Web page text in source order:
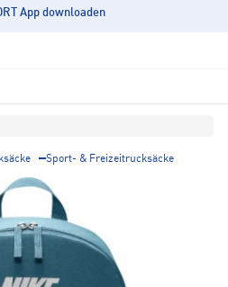
App downloaden
Sport- & Freizeitrucksäcke